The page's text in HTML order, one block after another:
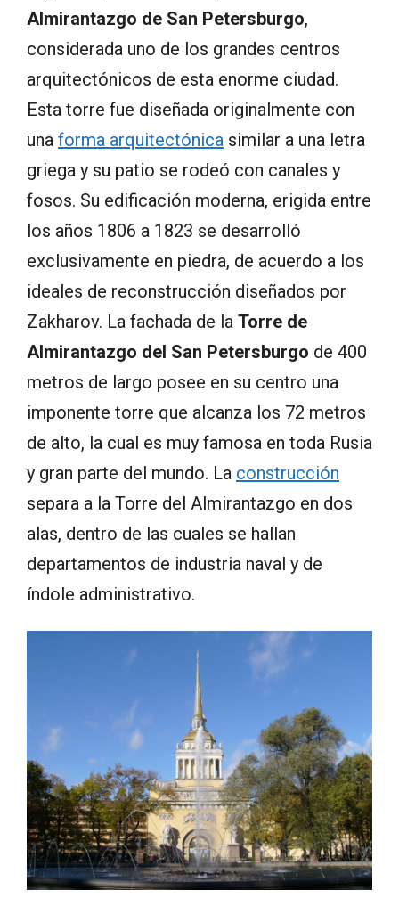
Almirantazgo de San Petersburgo,
considerada uno de los grandes centros
arquitectónicos de esta enorme ciudad.
Esta torre fue diseñada originalmente con
una forma arquitectónica similar a una letra
griega y su patio se rodeó con canales y
fosos. Su edificación moderna, erigida entre
los años 1806 a 1823 se desarrolló
exclusivamente en piedra, de acuerdo a los
ideales de reconstrucción diseñados por
Zakharov. La fachada de la Torre de
Almirantazgo del San Petersburgo de 400
metros de largo posee en su centro una
imponente torre que alcanza los 72 metros
de alto, la cual es muy famosa en toda Rusia
y gran parte del mundo. La construcción
separa a la Torre del Almirantazgo en dos
alas, dentro de las cuales se hallan
departamentos de industria naval y de
índole administrativo.